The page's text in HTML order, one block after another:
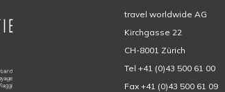
travel worldwide AG
Kirchgasse 22
CH-8001 Zürich
Tel +41 (0)43 500 61 00
Fax +41 (0)43 500 61 09